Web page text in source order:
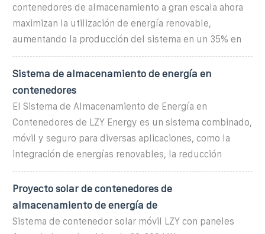
contenedores de almacenamiento a gran escala ahora
maximizan la utilización de energía renovable,
aumentando la producción del sistema en un 35% en
Sistema de almacenamiento de energía en
contenedores
El Sistema de Almacenamiento de Energía en
Contenedores de LZY Energy es un sistema combinado,
móvil y seguro para diversas aplicaciones, como la
integración de energías renovables, la reducción
Proyecto solar de contenedores de
almacenamiento de energía de
Sistema de contenedor solar móvil LZY con paneles